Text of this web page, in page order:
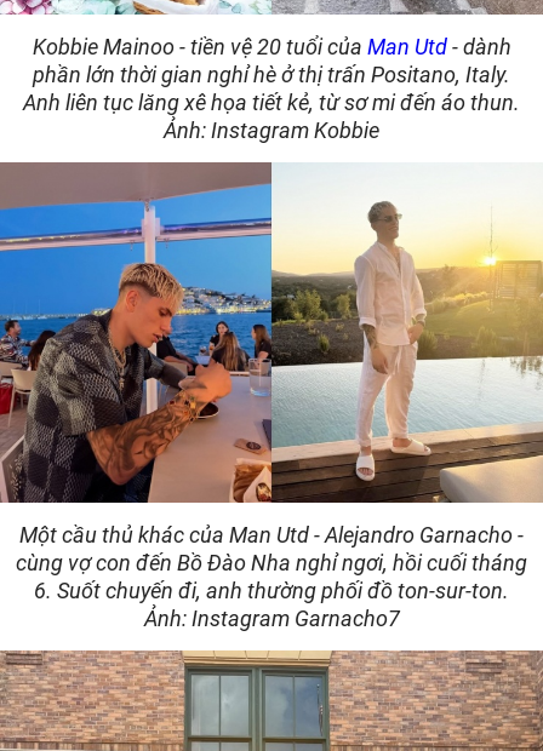
Kobbie Mainoo - tiền vệ 20 tuổi của Man Utd- dành
phần lớn thời gian nghỉ hè ở thị trấn Positano, Italy.
Anh liên tục lăng xê họa tiết kẻ, từ sơ mi đến áo thun.
Ảnh: Instagram Kobbie
Một cầu thủ khác của Man Utd - Alejandro Garnacho -
cùng vợ con đến Bồ Đào Nha nghỉ ngơi, hồi cuối tháng
6. Suốt chuyến đi, anh thường phối đồ ton-sur-ton.
Ảnh: Instagram Garnacho7